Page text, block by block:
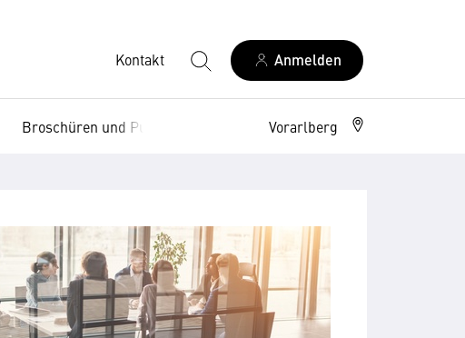
Kontakt Anmelden
Broschüren und Publikationen Vorarlberg